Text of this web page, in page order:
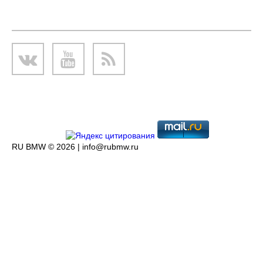
RU BMW © 2026 | info@rubmw.ru